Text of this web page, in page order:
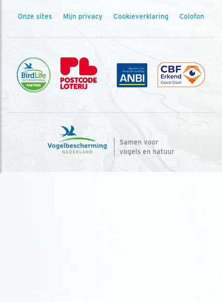
Onze sites Mijn privacy Cookieverklaring Colofon
Samen voor
vogels en natuur